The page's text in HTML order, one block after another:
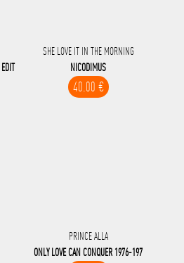
SHE LOVE IT IN THE MORNING
NICODIMUS
40.00 €
PRINCE ALLA
ONLY LOVE CAN CONQUER 1976-197